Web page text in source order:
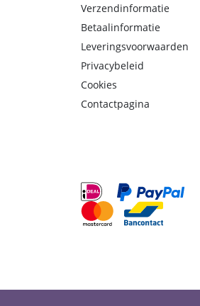
Verzendinformatie
Betaalinformatie
Leveringsvoorwaarden
Privacybeleid
Cookies
Contactpagina